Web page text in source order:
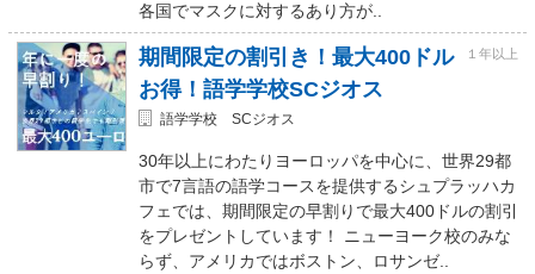
各国でマスクに対するあり方が..
期間限定の割引き！最大400ドル
お得！語学学校SCジオス
１年以上
語学学校 SCジオス
30年以上にわたりヨーロッパを中心に、世界29都
市で7言語の語学コースを提供するシュプラッハカ
フェでは、期間限定の早割りで最大400ドルの割引
をプレゼントしています！ ニューヨーク校のみな
らず、アメリカではボストン、ロサンゼ..